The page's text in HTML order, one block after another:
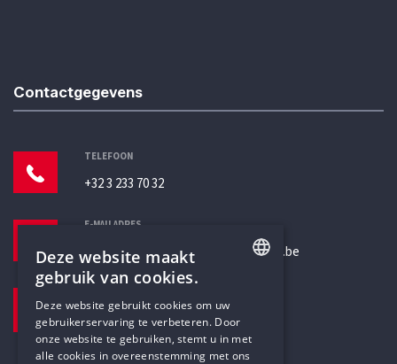
Contactgegevens
TELEFOON
+32 3 233 70 32
E-MAILADRES
secretariaat@humanistischverbond.be
Pottenbrug 4
Antwerpen, 2000
DUTCH
Deze website maakt
gebruik van cookies.
Deze website gebruikt cookies om uw
gebruikerservaring te verbeteren. Door
onze website te gebruiken, stemt u in met
alle cookies in overeenstemming met ons